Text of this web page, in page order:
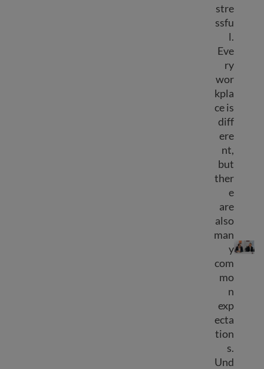
Workplace success
stre
ssfu
l.
Eve
ry
wor
kpla
ce is
diff
ere
nt,
but
ther
e
are
also
man
y
com
mo
n
exp
ecta
tion
s.
Und